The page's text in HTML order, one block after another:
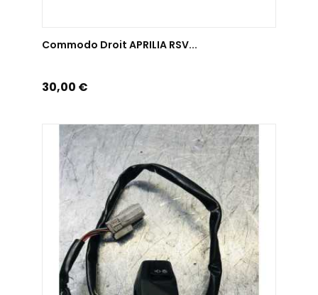
Commodo Droit APRILIA RSV...
Prix
30,00 €